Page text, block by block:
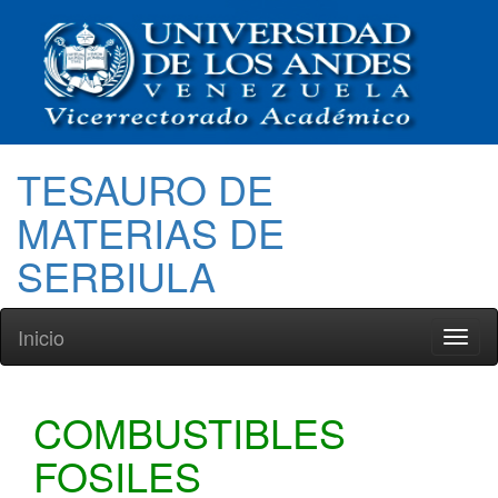
TESAURO DE
MATERIAS DE
SERBIULA
Inicio
COMBUSTIBLES
FOSILES